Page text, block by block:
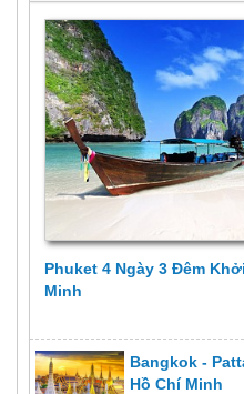
Phuket 4 Ngày 3 Đêm
Minh
Bangkok -
Hồ Chí Minh